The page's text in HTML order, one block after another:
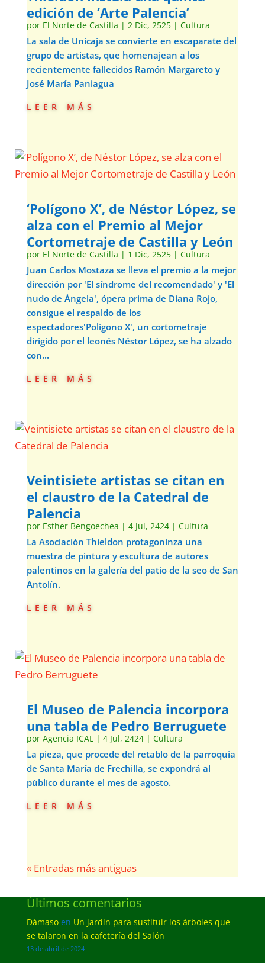
edición de ‘Arte Palencia’
por El Norte de Castilla | 2 Dic, 2525| Cultura
La sala de Unicaja se convierte en escaparate del
grupo de artistas, que homenajean a los
recientemente fallecidos Ramón Margareto y
José María Paniagua
leer más
‘Polígono X’, de Néstor López, se
alza con el Premio al Mejor
Cortometraje de Castilla y León
por El Norte de Castilla | 1 Dic, 2525| Cultura
Juan Carlos Mostaza se lleva el premio a la mejor
dirección por 'El síndrome del recomendado' y 'El
nudo de Ángela', ópera prima de Diana Rojo,
consigue el respaldo de los
espectadores'Polígono X', un cortometraje
dirigido por el leonés Néstor López, se ha alzado
con...
leer más
Veintisiete artistas se citan en
el claustro de la Catedral de
Palencia
por Esther Bengoechea | 4 Jul, 2424| Cultura
La Asociación Thieldon protagoninza una
muestra de pintura y escultura de autores
palentinos en la galería del patio de la seo de San
Antolín.
leer más
El Museo de Palencia incorpora
una tabla de Pedro Berruguete
por Agencia ICAL| 4 Jul, 2424| Cultura
La pieza, que procede del retablo de la parroquia
de Santa María de Frechilla, se expondrá al
público durante el mes de agosto.
leer más
« Entradas más antiguas
Últimos comentarios
Dámasoen Un jardín para sustituir los árboles que
se talaron en la cafetería del Salón
13 de abril de 2024